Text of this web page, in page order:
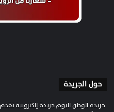
حول الجريدة
جريدة الوطن اليوم جريدة إلكترونية تقدم